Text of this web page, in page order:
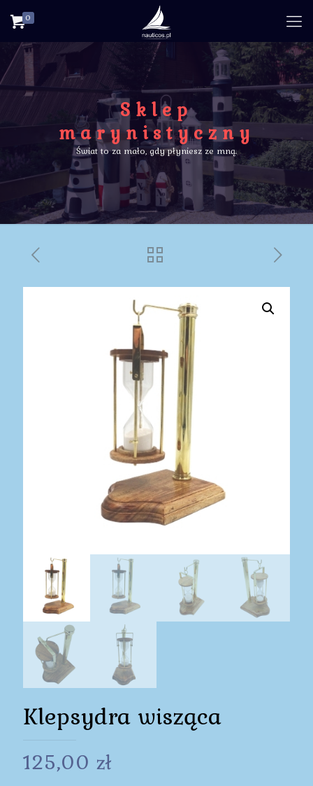
0
Sklep
marynistyczny
Świat to za mało, gdy płyniesz ze mną.
Klepsydra wisząca
125,00 zł